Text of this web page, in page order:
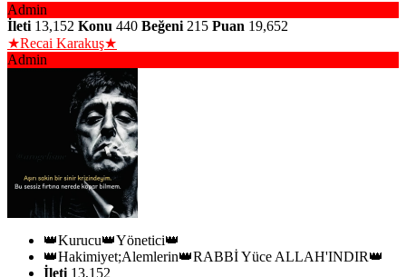
Admin
İleti 13,152 Konu 440 Beğeni 215 Puan 19,652
★Recai Karakuş★
Admin
👑Kurucu👑Yönetici👑
👑Hakimiyet;Alemlerin👑RABBİ Yüce ALLAH'INDIR👑
İleti 13,152